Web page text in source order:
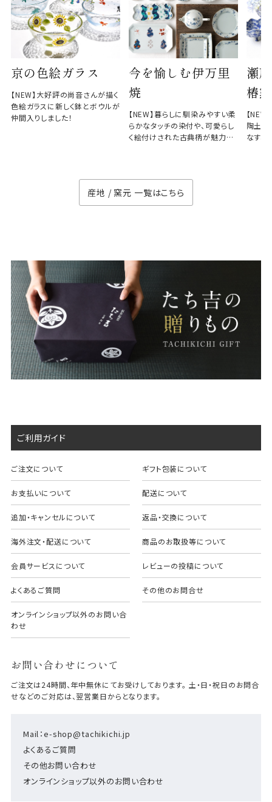
京の色絵ガラス
【NEW】大好評の尚音さんが描く
色絵ガラスに新しく鉢とボウルが
仲間入りしました！
今を愉しむ伊万里
焼
【NEW】暮らしに馴染みやすい柔
らかなタッチの染付や、可愛らし
く絵付けされた古典柄が魅力の
瀬
椿窯
【
陶土と
なす、
産地 / 窯元 一覧はこちら
ご利用ガイド
ご注文について ギフト包装について
お支払いについて 配送について
追加・キャンセルについて 返品・交換について
海外注文・配送について 商品のお取扱等について
会員サービスについて レビューの投稿について
よくあるご質問 その他のお問合せ
オンラインショップ以外のお問い合
わせ
お問い合わせについて
Mail：e-shop@tachikichi.jp
よくあるご質問
その他お問い合わせ
オンラインショップ以外のお問い合わせ
ご注文は24時間、年中無休にてお受けしております。 土・日・祝日のお問合
せなどのご対応は、翌営業日からとなります。